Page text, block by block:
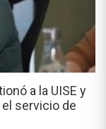
a la UISE y
servicio de